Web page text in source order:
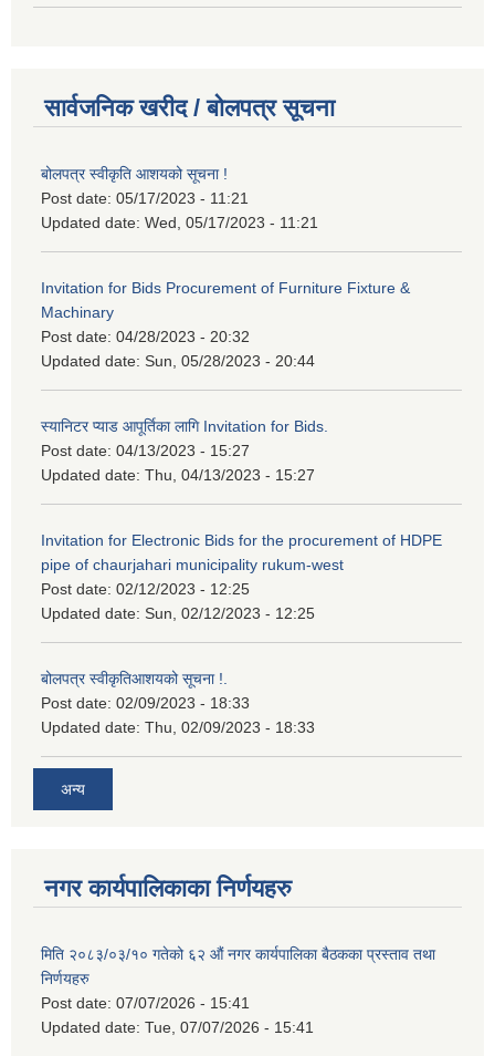
सार्वजनिक खरीद / बोलपत्र सूचना
बोलपत्र स्वीकृति आशयको सूचना !
Post date: 05/17/2023 - 11:21
Updated date: Wed, 05/17/2023 - 11:21
Invitation for Bids Procurement of Furniture Fixture &
Machinary
Post date: 04/28/2023 - 20:32
Updated date: Sun, 05/28/2023 - 20:44
स्यानिटर प्याड आपूर्तिका लागि Invitation for Bids.
Post date: 04/13/2023 - 15:27
Updated date: Thu, 04/13/2023 - 15:27
Invitation for Electronic Bids for the procurement of HDPE
pipe of chaurjahari municipality rukum-west
Post date: 02/12/2023 - 12:25
Updated date: Sun, 02/12/2023 - 12:25
बोलपत्र स्वीकृतिआशयको सूचना !.
Post date: 02/09/2023 - 18:33
Updated date: Thu, 02/09/2023 - 18:33
अन्य
नगर कार्यपालिकाका निर्णयहरु
मिति २०८३/०३/१० गतेको ६२ औं नगर कार्यपालिका बैठकका प्रस्ताव तथा
निर्णयहरु
Post date: 07/07/2026 - 15:41
Updated date: Tue, 07/07/2026 - 15:41